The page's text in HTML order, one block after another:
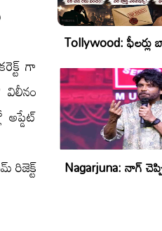
గా
Tollywood: ఫీలర్లు
Nagarjuna: నాగ్